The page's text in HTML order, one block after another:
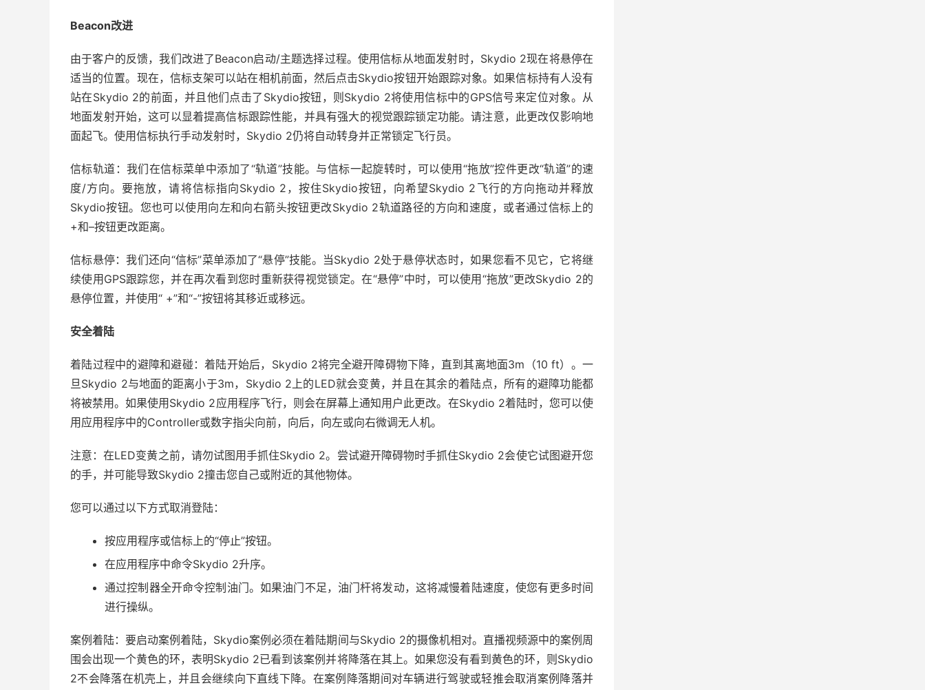
Beacon改进
由于客户的反馈，我们改进了Beacon启动/主题选择过程。使用信标从地面发射时，Skydio 2现在将悬停在
适当的位置。现在，信标支架可以站在相机前面，然后点击Skydio按钮开始跟踪对象。如果信标持有人没有
站在Skydio 2的前面，并且他们点击了Skydio按钮，则Skydio 2将使用信标中的GPS信号来定位对象。从
地面发射开始，这可以显着提高信标跟踪性能，并具有强大的视觉跟踪锁定功能。请注意，此更改仅影响地
面起飞。使用信标执行手动发射时，Skydio 2仍将自动转身并正常锁定飞行员。
信标轨道：我们在信标菜单中添加了“轨道”技能。与信标一起旋转时，可以使用“拖放”控件更改“轨道”的速
度/方向。要拖放，请将信标指向Skydio 2，按住Skydio按钮，向希望Skydio 2飞行的方向拖动并释放
Skydio按钮。您也可以使用向左和向右箭头按钮更改Skydio 2轨道路径的方向和速度，或者通过信标上的
+和–按钮更改距离。
信标悬停：我们还向“信标”菜单添加了“悬停”技能。当Skydio 2处于悬停状态时，如果您看不见它，它将继
续使用GPS跟踪您，并在再次看到您时重新获得视觉锁定。在“悬停”中时，可以使用“拖放”更改Skydio 2的
悬停位置，并使用“ +”和“-”按钮将其移近或移远。
安全着陆
着陆过程中的避障和避碰：着陆开始后，Skydio 2将完全避开障碍物下降，直到其离地面3m（10 ft）。一
旦Skydio 2与地面的距离小于3m，Skydio 2上的LED就会变黄，并且在其余的着陆点，所有的避障功能都
将被禁用。如果使用Skydio 2应用程序飞行，则会在屏幕上通知用户此更改。在Skydio 2着陆时，您可以使
用应用程序中的Controller或数字指尖向前，向后，向左或向右微调无人机。
注意：在LED变黄之前，请勿试图用手抓住Skydio 2。尝试避开障碍物时手抓住Skydio 2会使它试图避开您
的手，并可能导致Skydio 2撞击您自己或附近的其他物体。
您可以通过以下方式取消登陆：
按应用程序或信标上的“停止”按钮。
在应用程序中命令Skydio 2升序。
通过控制器全开命令控制油门。如果油门不足，油门杆将发动，这将减慢着陆速度，使您有更多时间
进行操纵。
案例着陆：要启动案例着陆，Skydio案例必须在着陆期间与Skydio 2的摄像机相对。直播视频源中的案例周
围会出现一个黄色的环，表明Skydio 2已看到该案例并将降落在其上。如果您没有看到黄色的环，则Skydio
2不会降落在机壳上，并且会继续向下直线下降。在案例降落期间对车辆进行驾驶或轻推会取消案例降落并